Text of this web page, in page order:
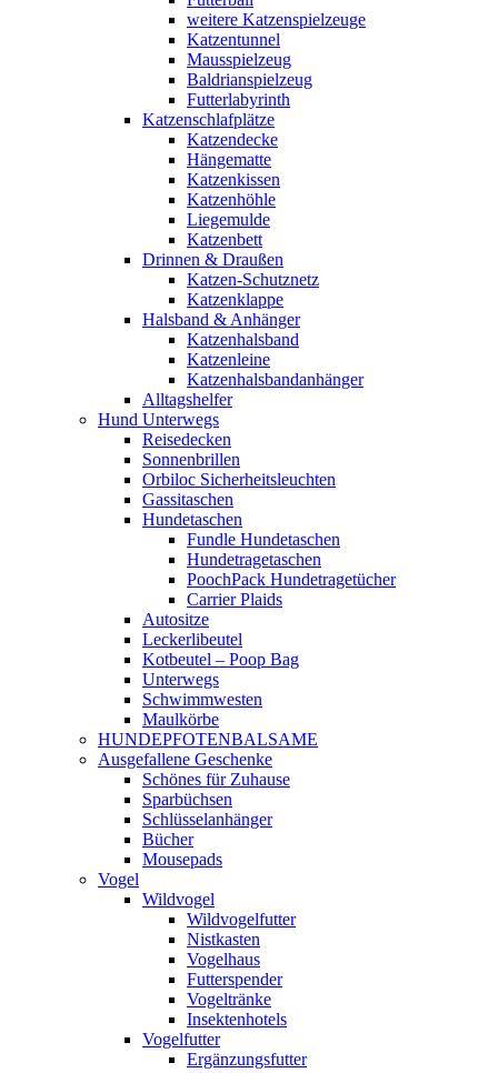
weitere Katzenspielzeuge
Katzentunnel
Mausspielzeug
Baldrianspielzeug
Futterlabyrinth
Katzenschlafplätze
Katzendecke
Hängematte
Katzenkissen
Katzenhöhle
Liegemulde
Katzenbett
Drinnen & Draußen
Katzen-Schutznetz
Katzenklappe
Halsband & Anhänger
Katzenhalsband
Katzenleine
Katzenhalsbandanhänger
Alltagshelfer
Hund Unterwegs
Reisedecken
Sonnenbrillen
Orbiloc Sicherheitsleuchten
Gassitaschen
Hundetaschen
Fundle Hundetaschen
Hundetragetaschen
PoochPack Hundetragetücher
Carrier Plaids
Autositze
Leckerlibeutel
Kotbeutel – Poop Bag
Unterwegs
Schwimmwesten
Maulkörbe
HUNDEPFOTENBALSAME
Ausgefallene Geschenke
Schönes für Zuhause
Sparbüchsen
Schlüsselanhänger
Bücher
Mousepads
Vogel
Wildvogel
Wildvogelfutter
Nistkasten
Vogelhaus
Futterspender
Vogeltränke
Insektenhotels
Vogelfutter
Ergänzungsfutter